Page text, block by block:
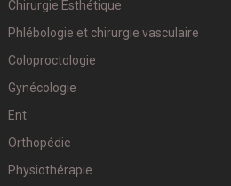
Chirurgie Esthétique
Phlébologie et chirurgie vasculaire
Coloproctologie
Gynécologie
Ent
Orthopédie
Physiothérapie